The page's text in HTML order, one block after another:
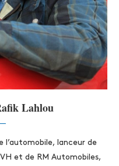
Lahlou
l’automobile, lanceur de
et de RM Automobiles,